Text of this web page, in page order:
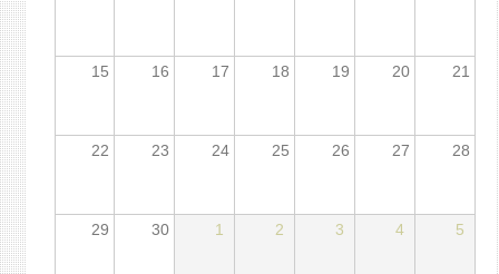
15 16 17 18 19 20 21
22 23 24 25 26 27 28
29 30 1 2 3 4 5